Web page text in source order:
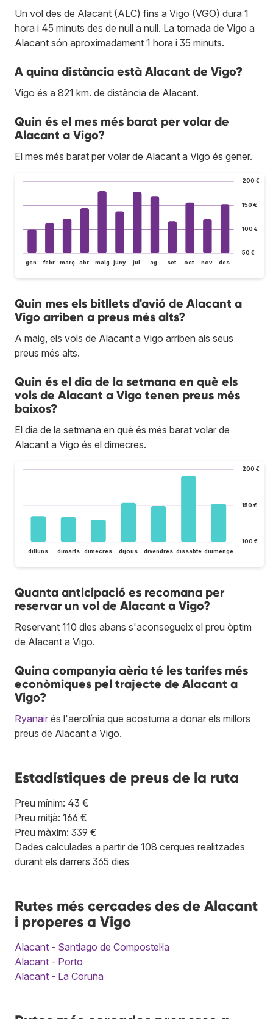
Un vol des de Alacant (ALC) fins a Vigo (VGO) dura 1
hora i 45 minuts des de null a null. La tornada de Vigo a
Alacant són aproximadament 1 hora i 35 minuts.
A quina distància està Alacant de Vigo?
Vigo és a 821 km. de distància de Alacant.
Quin és el mes més barat per volar de
Alacant a Vigo?
El mes més barat per volar de Alacant a Vigo és gener.
50 €
100 €
150 €
200 €
gen. febr. març abr. maig juny jul. ag. set. oct. nov. des.
Quin mes els bitllets d'avió de Alacant a
Vigo arriben a preus més alts?
A maig, els vols de Alacant a Vigo arriben als seus
preus més alts.
Quin és el dia de la setmana en què els
vols de Alacant a Vigo tenen preus més
baixos?
El dia de la setmana en què és més barat volar de
Alacant a Vigo és el dimecres.
100 €
150 €
200 €
dilluns dimarts dimecres dijous divendres dissabte diumenge
Quanta anticipació es recomana per
reservar un vol de Alacant a Vigo?
Reservant 110 dies abans s'aconsegueix el preu òptim
de Alacant a Vigo.
Quina companyia aèria té les tarifes més
econòmiques pel trajecte de Alacant a
Vigo?
Ryanair és l'aerolínia que acostuma a donar els millors
preus de Alacant a Vigo.
Estadístiques de preus de la ruta
Preu mínim: 43 €
Preu mitjà: 166 €
Preu màxim: 339 €
Dades calculades a partir de 108 cerques realitzades
durant els darrers 365 dies
Rutes més cercades des de Alacant
i properes a Vigo
Alacant - Santiago de Compostel·la
Alacant - Porto
Alacant - La Coruña